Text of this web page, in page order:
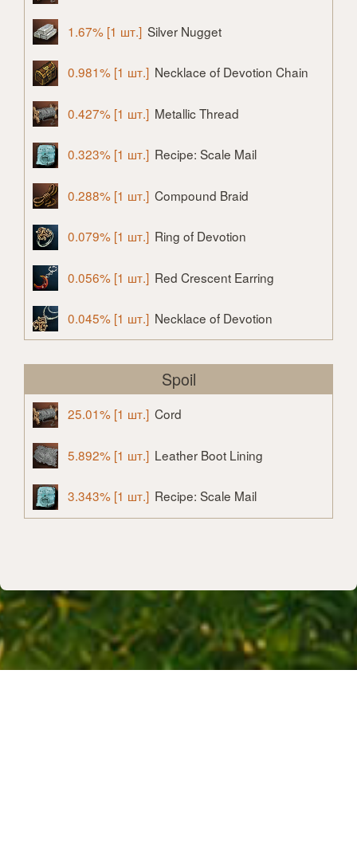
1.67% [1 шт.] Silver Nugget
0.981% [1 шт.] Necklace of Devotion Chain
0.427% [1 шт.] Metallic Thread
0.323% [1 шт.] Recipe: Scale Mail
0.288% [1 шт.] Compound Braid
0.079% [1 шт.] Ring of Devotion
0.056% [1 шт.] Red Crescent Earring
0.045% [1 шт.] Necklace of Devotion
Spoil
25.01% [1 шт.] Cord
5.892% [1 шт.] Leather Boot Lining
3.343% [1 шт.] Recipe: Scale Mail